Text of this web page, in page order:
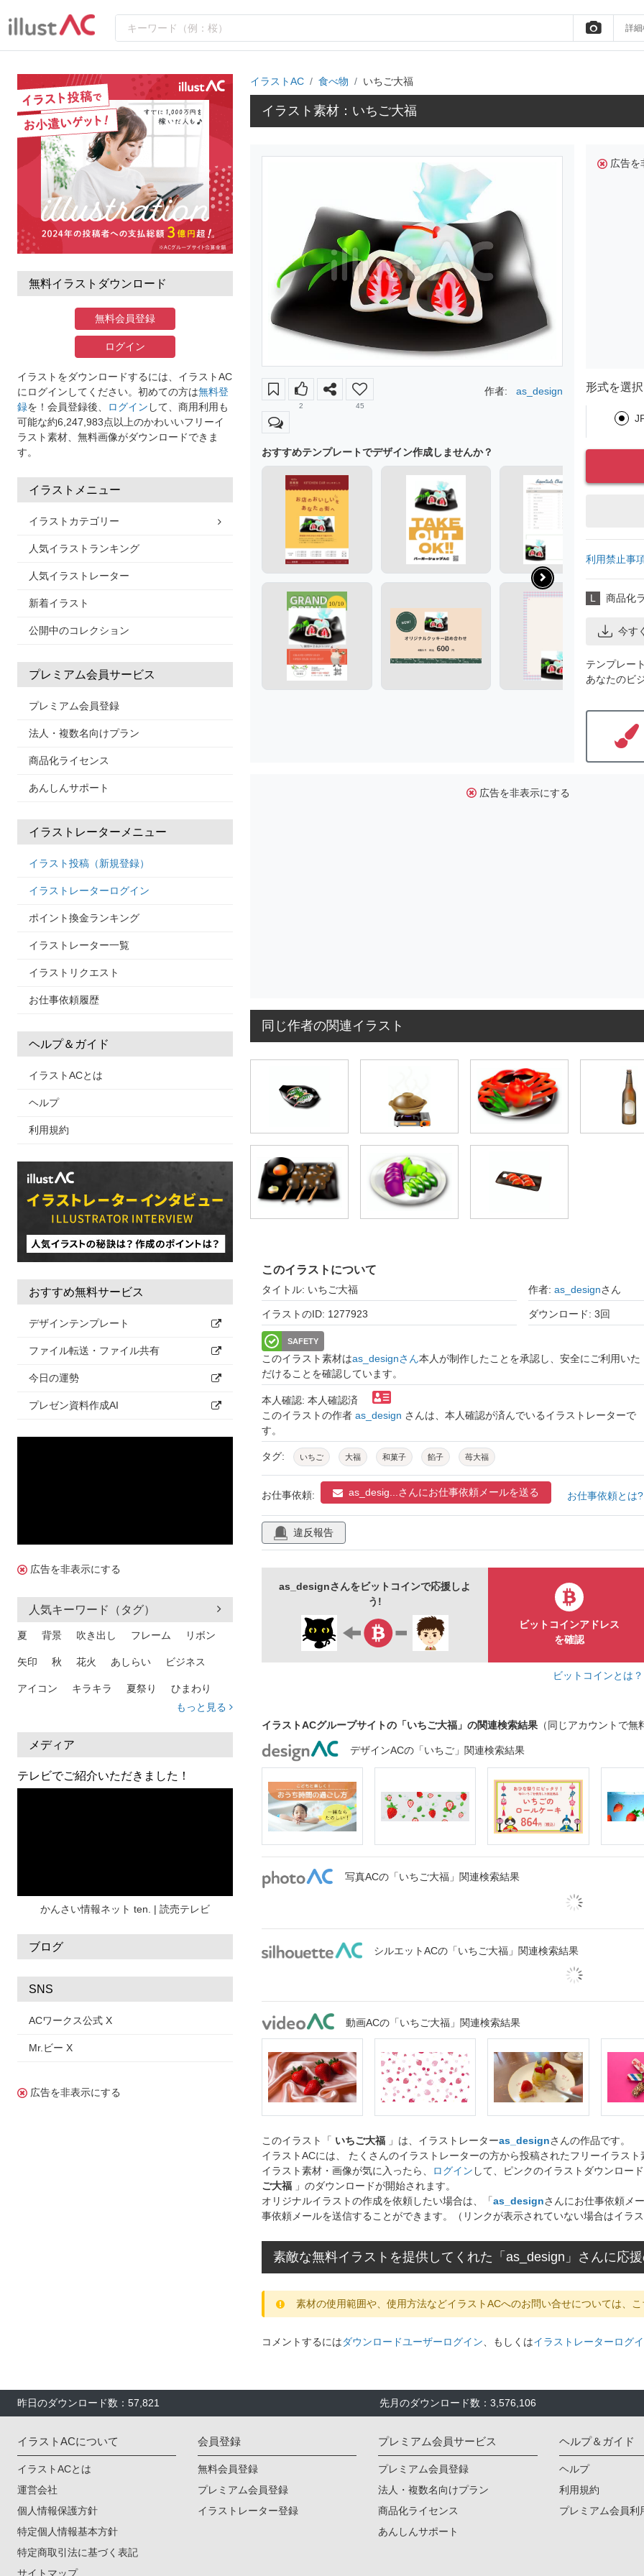
詳細
無料イラストダウンロード
無料会員登録
ログイン
イラストをダウンロードするには、イラストAC
にログインしてください。初めての方は無料登
録を！会員登録後、 ログイン して、商用利用も
可能な約6,247,983点以上のかわいいフリーイ
ラスト素材、無料画像がダウンロードできま
す。
イラストメニュー
イラストカテゴリー
人気イラストランキング
人気イラストレーター
新着イラスト
公開中のコレクション
プレミアム会員サービス
プレミアム会員登録
法人・複数名向けプラン
商品化ライセンス
あんしんサポート
イラストレーターメニュー
イラスト投稿（新規登録）
イラストレーターログイン
ポイント換金ランキング
イラストレーター一覧
イラストリクエスト
お仕事依頼履歴
ヘルプ＆ガイド
イラストACとは
ヘルプ
利用規約
おすすめ無料サービス
デザインテンプレート
ファイル転送・ファイル共有
今日の運勢
プレゼン資料作成AI
広告を非表示にする
人気キーワード（タグ）
夏 背景 吹き出し フレーム リボン
矢印 秋 花火 あしらい ビジネス
アイコン キラキラ 夏祭り ひまわり
熱中症
人物 暑中見舞い
日本地図 海
もっと見る
メディア
テレビでご紹介いただきました！
かんさい情報ネット ten. | 読売テレビ
ブログ
SNS
ACワークス公式 X
Mr.ビー X
広告を非表示にする
イラストAC 食べ物 いちご大福
イラスト素材：いちご大福
2 45
作者: as_design
おすすめテンプレートでデザイン作成しませんか？
広告を
形式を選
利用禁止事
L 商品化
今す
テンプレー
あなたのビ
広告を非表示にする
同じ作者の関連イラスト
このイラストについて
タイトル: いちご大福 作者: as_designさん
イラストのID: 1277923 ダウンロード: 3回
SAFETY
このイラスト素材はas_designさん本人が制作したことを承認し、安全にご利用いた
だけることを確認しています。
本人確認: 本人確認済
このイラストの作者 as_design さんは、本人確認が済んでいるイラストレーターで
す。
タグ: いちご 大福 和菓子 餡子 苺大福
お仕事依頼: as_desig...さんにお仕事依頼メールを送る お仕事依頼とは
違反報告
as_designさんをビットコインで応援しよ
う!
ビットコインアドレス
を確認
ビットコインとは
イラストACグループサイトの「いちご大福」の関連検索結果 （同じアカウントで
デザインACの「いちご」関連検索結果
写真ACの「いちご大福」関連検索結果
シルエットACの「いちご大福」関連検索結果
動画ACの「いちご大福」関連検索結果
このイラスト「 いちご大福 」は、イラストレーターas_designさんの作品です。
イラストACには、 たくさんのイラストレーターの方から投稿されたフリーイラス
イラスト素材・画像が気に入ったら、
ログイン して、ピンクのイラストダウンロー
ご大福 」のダウンロードが開始されます。
オリジナルイラストの作成を依頼したい場合は、「as_designさんにお仕事依頼メ
事依頼メールを送信することができます。（リンクが表示されていない場合はイラ
素敵な無料イラストを提供してくれた「as_design」さんに応
素材の使用範囲や、使用方法などイラストACへのお問い合せについては、
コメントするにはダウンロードユーザーログイン 、もしくはイラストレーターログ
昨日のダウンロード数：57,821 先月のダウンロード数：3,576,106
イラストACについて
イラストACとは
運営会社
個人情報保護方針
特定個人情報基本方針
特定商取引法に基づく表記
サイトマップ
会員登録
無料会員登録
プレミアム会員登録
イラストレーター登録
プレミアム会員サービス
プレミアム会員登録
法人・複数名向けプラン
商品化ライセンス
あんしんサポート
ヘルプ＆ガイド
ヘルプ
利用規約
プレミアム会員利